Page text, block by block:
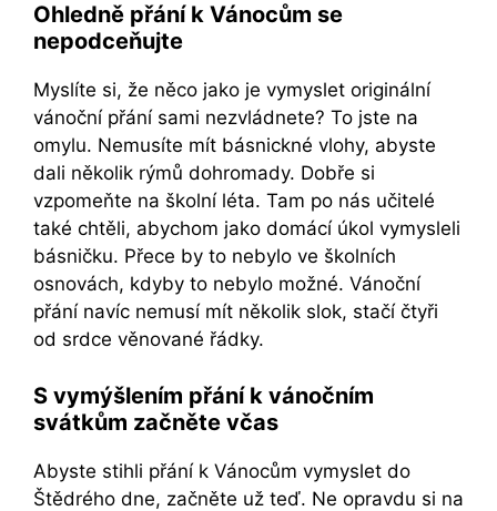
Ohledně přání k Vánocům se
nepodceňujte
Myslíte si, že něco jako je vymyslet originální
vánoční přání sami nezvládnete? To jste na
omylu. Nemusíte mít básnickné vlohy, abyste
dali několik rýmů dohromady. Dobře si
vzpomeňte na školní léta. Tam po nás učitelé
také chtěli, abychom jako domácí úkol vymysleli
básničku. Přece by to nebylo ve školních
osnovách, kdyby to nebylo možné. Vánoční
přání navíc nemusí mít několik slok, stačí čtyři
od srdce věnované řádky.
S vymýšlením přání k vánočním
svátkům začněte včas
Abyste stihli přání k Vánocům vymyslet do
Štědrého dne, začněte už teď. Ne opravdu si na